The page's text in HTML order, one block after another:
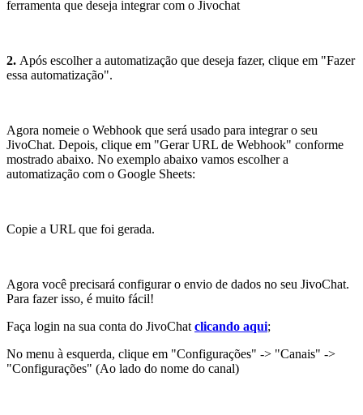
ferramenta que deseja integrar com o Jivochat
2. Após escolher a automatização que deseja fazer, clique em "Fazer
essa automatização".
Agora nomeie o Webhook que será usado para integrar o seu
JivoChat. Depois, clique em "Gerar URL de Webhook" conforme
mostrado abaixo. No exemplo abaixo vamos escolher a
automatização com o Google Sheets:
Copie a URL que foi gerada.
Agora você precisará configurar o envio de dados no seu JivoChat.
Para fazer isso, é muito fácil!
Faça login na sua conta do JivoChat clicando aqui;
No menu à esquerda, clique em "Configurações" -> "Canais" ->
"Configurações" (Ao lado do nome do canal)